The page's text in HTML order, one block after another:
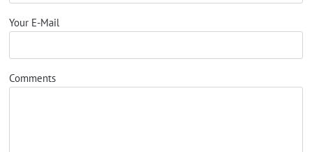
Your E-Mail
Comments